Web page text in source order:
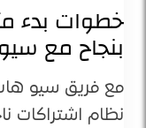
خطوات بدء
بنجاح مع
مع فريق سيو
نظام اشتراكات